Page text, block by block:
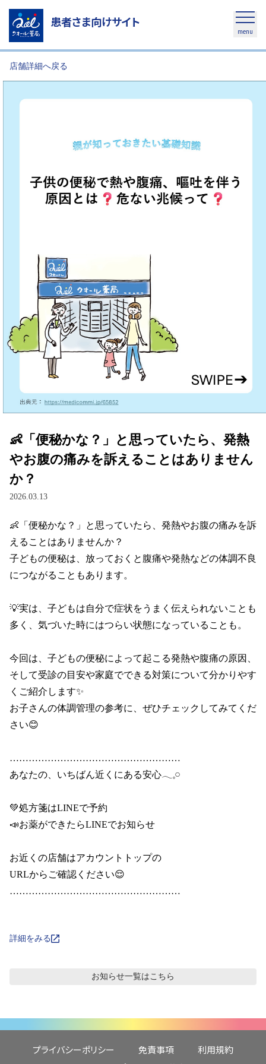
患者さま向けサイト
menu
店舗詳細へ戻る
👶「便秘かな？」と思っていたら、発熱
やお腹の痛みを訴えることはありません
か？
2026.03.13
👶「便秘かな？」と思っていたら、発熱やお腹の痛みを訴
えることはありませんか？
子どもの便秘は、放っておくと腹痛や発熱などの体調不良
につながることもあります。
💡実は、子どもは自分で症状をうまく伝えられないことも
多く、気づいた時にはつらい状態になっていることも。
今回は、子どもの便秘によって起こる発熱や腹痛の原因、
そして受診の目安や家庭でできる対策について分かりやす
くご紹介します✨
お子さんの体調管理の参考に、ぜひチェックしてみてくだ
さい😊
………………………………………………
あなたの、いちばん近くにある安心𓂃𓈒𓏸
💚処方箋はLINEで予約
📣お薬ができたらLINEでお知らせ
お近くの店舗はアカウントトップの
URLからご確認ください😌
………………………………………………
詳細をみる
お知らせ一覧はこちら
プライバシーポリシー 免責事項
利用規約